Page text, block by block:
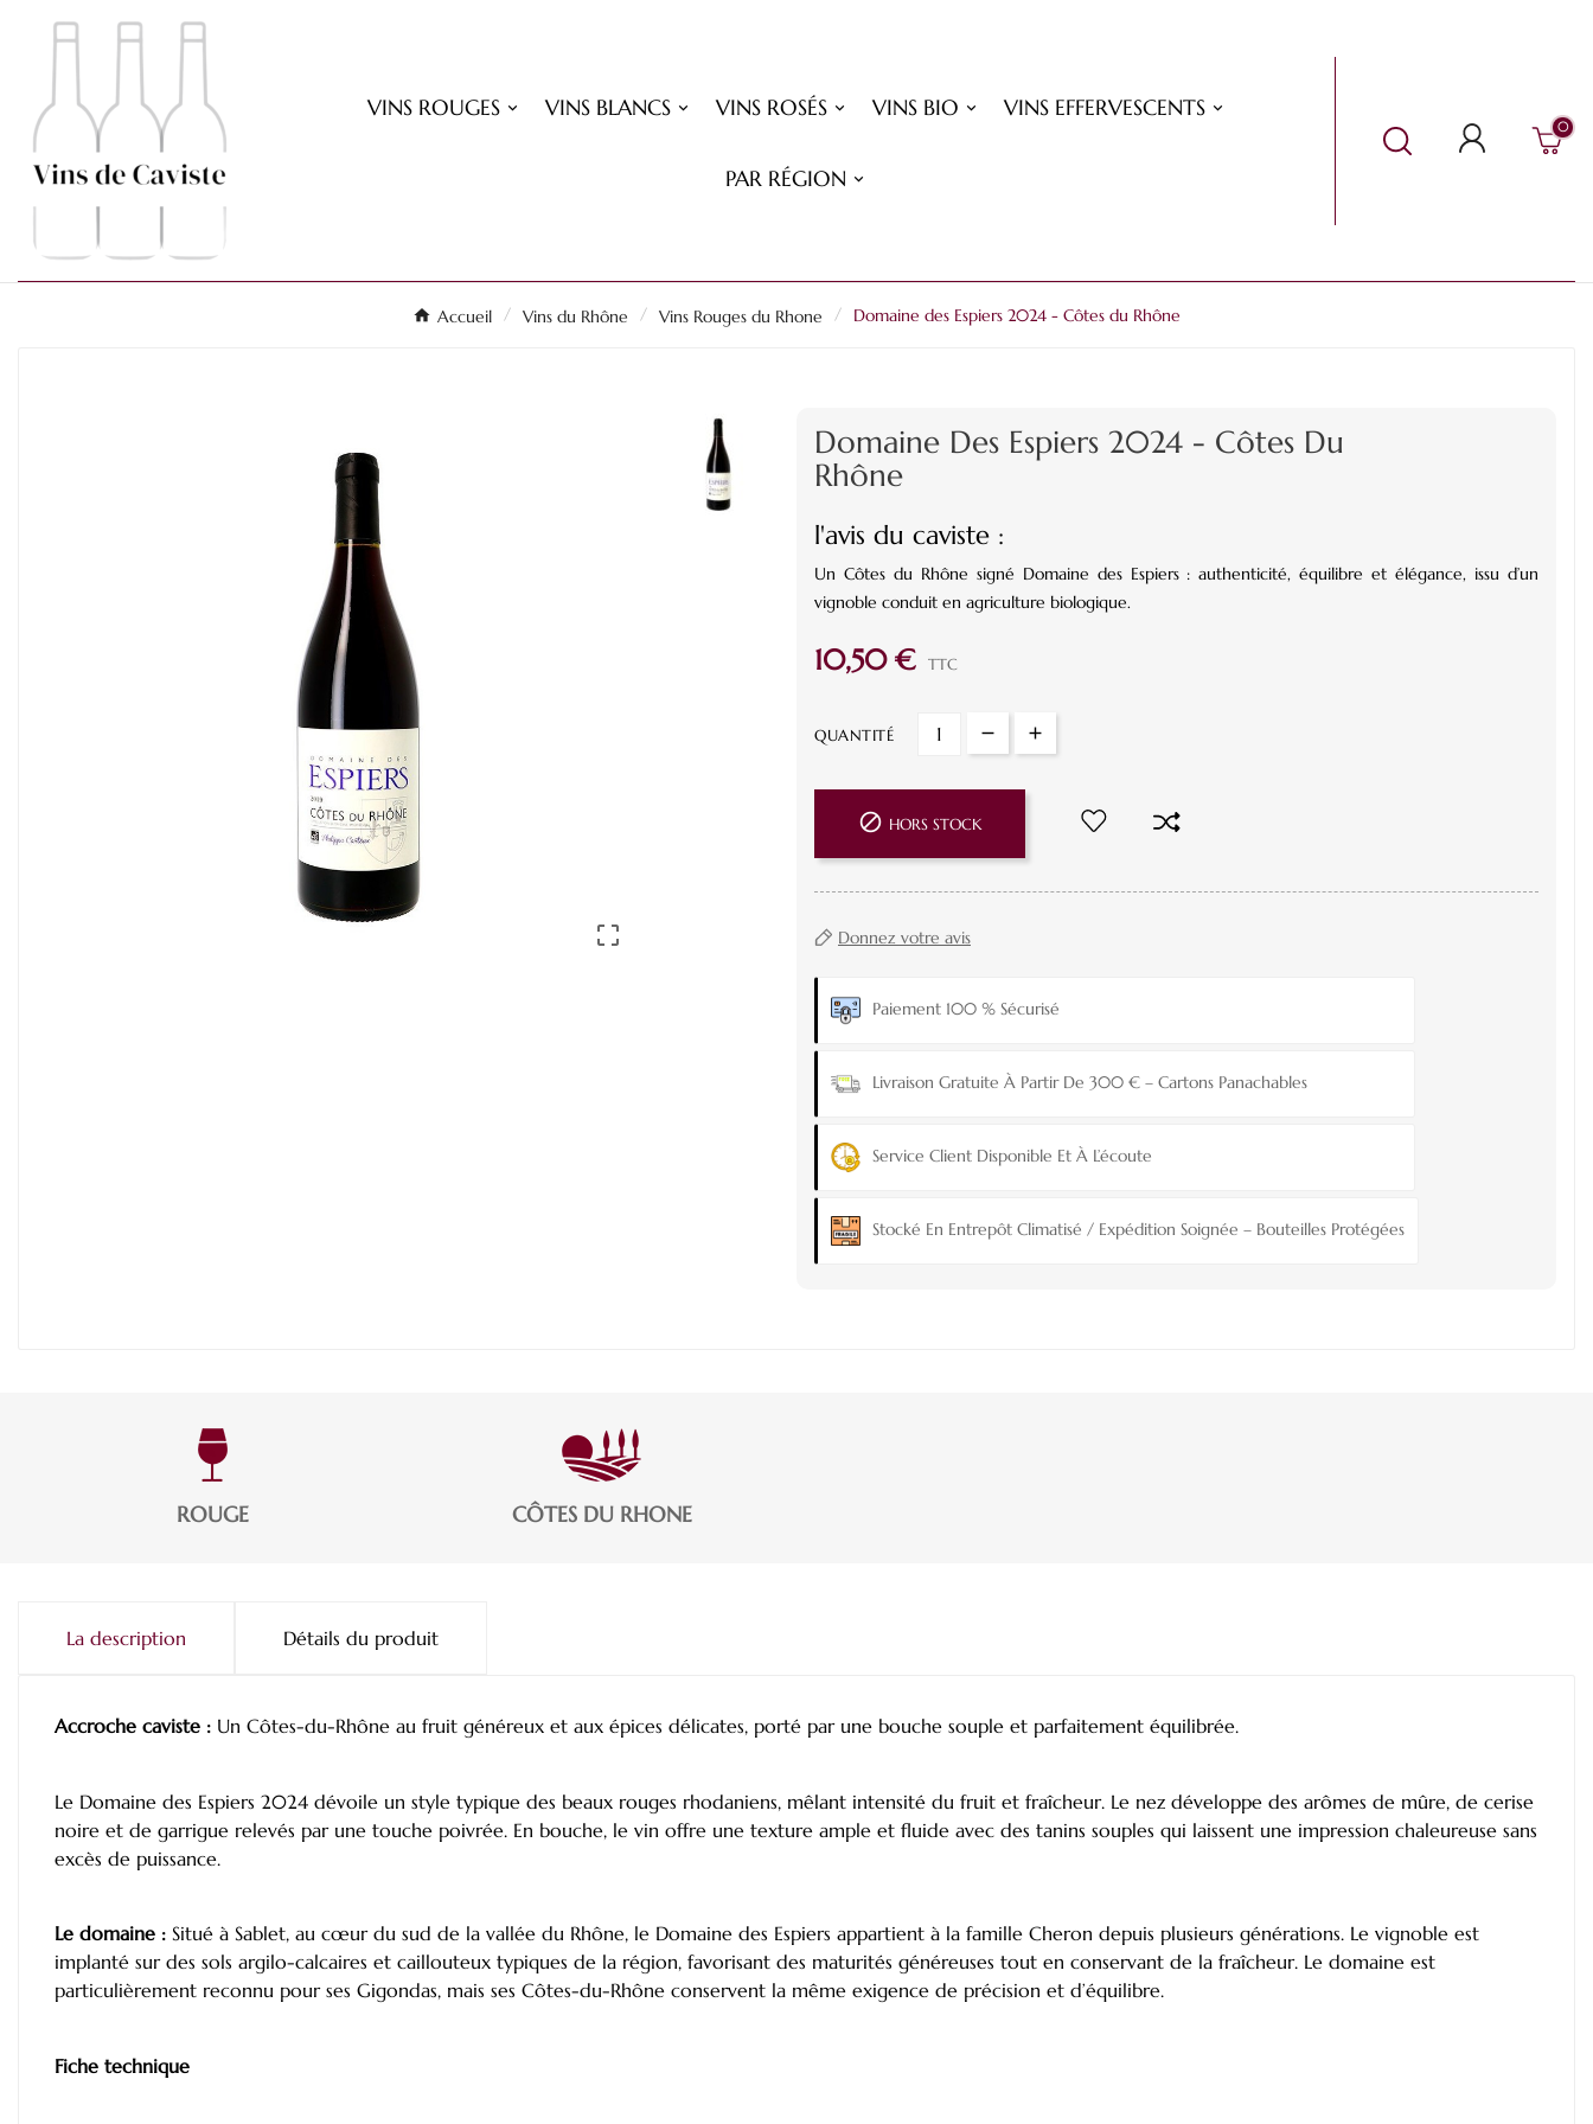
VINS ROUGES VINS BLANCS VINS ROSÉS VINS BIO VINS EFFERVESCENTS
PAR RÉGION
0
Accueil Vins du Rhône Vins Rouges du Rhone Domaine des Espiers 2024 - Côtes du Rhône

Domaine Des Espiers 2024 - Côtes Du
Rhône
l'avis du caviste :
Un Côtes du Rhône signé Domaine des Espiers : authenticité, équilibre et élégance, issu d’un
vignoble conduit en agriculture biologique.
10,50 € TTC
QUANTITÉ
 HORS STOCK
Donnez votre avis
Paiement 100 % Sécurisé
Livraison Gratuite À Partir De 300 € – Cartons Panachables
Service Client Disponible Et À L’écoute
Stocké En Entrepôt Climatisé / Expédition Soignée – Bouteilles Protégées
ROUGE CÔTES DU RHONE
La description Détails du produit
Accroche caviste : Un Côtes-du-Rhône au fruit généreux et aux épices délicates, porté par une bouche souple et parfaitement équilibrée.
Le Domaine des Espiers 2024 dévoile un style typique des beaux rouges rhodaniens, mêlant intensité du fruit et fraîcheur. Le nez développe des arômes de mûre, de cerise
noire et de garrigue relevés par une touche poivrée. En bouche, le vin offre une texture ample et fluide avec des tanins souples qui laissent une impression chaleureuse sans
excès de puissance.
Le domaine : Situé à Sablet, au cœur du sud de la vallée du Rhône, le Domaine des Espiers appartient à la famille Cheron depuis plusieurs générations. Le vignoble est
implanté sur des sols argilo-calcaires et caillouteux typiques de la région, favorisant des maturités généreuses tout en conservant de la fraîcheur. Le domaine est
particulièrement reconnu pour ses Gigondas, mais ses Côtes-du-Rhône conservent la même exigence de précision et d’équilibre.
Fiche technique